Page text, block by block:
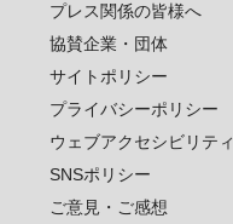
プレス関係の皆様へ
協賛企業・団体
サイトポリシー
プライバシーポリシー
ウェブアクセシビリティ
SNSポリシー
ご意見・ご感想